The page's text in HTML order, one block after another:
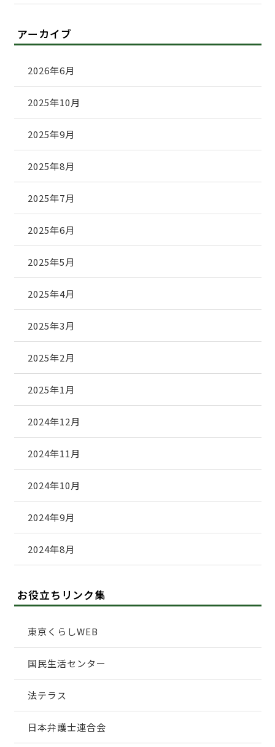
アーカイブ
2026年6月
2025年10月
2025年9月
2025年8月
2025年7月
2025年6月
2025年5月
2025年4月
2025年3月
2025年2月
2025年1月
2024年12月
2024年11月
2024年10月
2024年9月
2024年8月
お役立ちリンク集
東京くらしWEB
国民生活センター
法テラス
日本弁護士連合会